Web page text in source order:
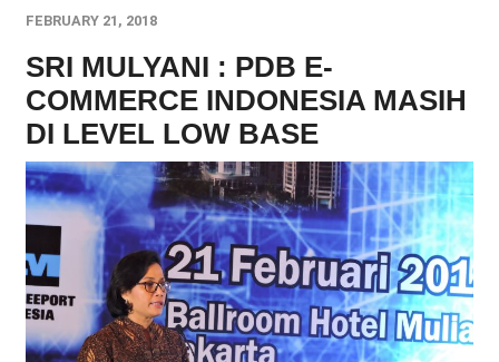
FEBRUARY 21, 2018
SRI MULYANI : PDB E-
COMMERCE INDONESIA MASIH
DI LEVEL LOW BASE